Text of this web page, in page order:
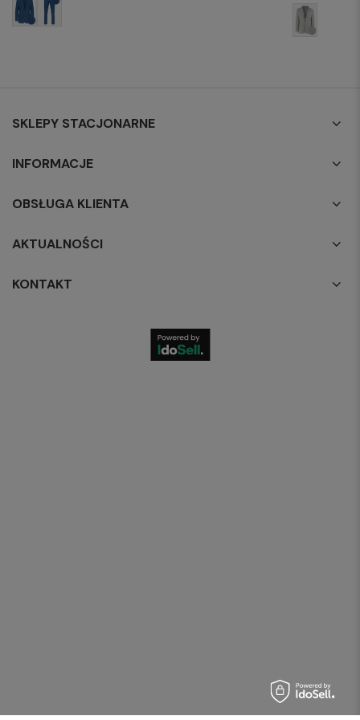
SKLEPY STACJONARNE
INFORMACJE
OBSŁUGA KLIENTA
AKTUALNOŚCI
KONTAKT